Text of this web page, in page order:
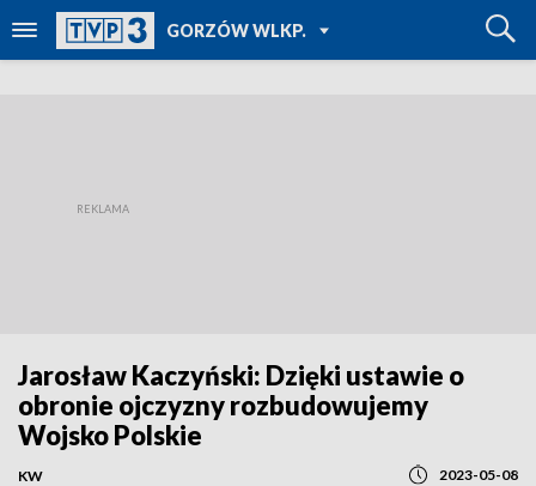
GORZÓW WLKP.
TVP REGIONY
Jarosław Kaczyński: Dzięki ustawie o
obronie ojczyzny rozbudowujemy
Wojsko Polskie
KW 2023-05-08